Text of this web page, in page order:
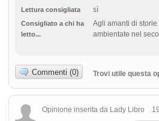
Lettura consigliata
sì
Consigliato a chi ha
letto...
Agli amanti di
ambientate nel
Commenti (0) Trovi utile questa
Opinione inserita da Lady Libro 19